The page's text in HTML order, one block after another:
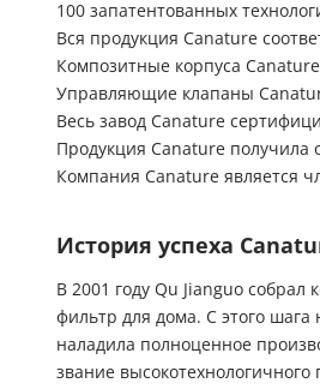
100 запатентованных
Вся продукция Canature
Композитные корпуса
Управляющие клапаны
Весь завод Canature
Продукция Canature получила
Компания Canature является
История успеха
В 2001 году Qu Jianguo
фильтр для дома. С этого
наладила полноценное
звание